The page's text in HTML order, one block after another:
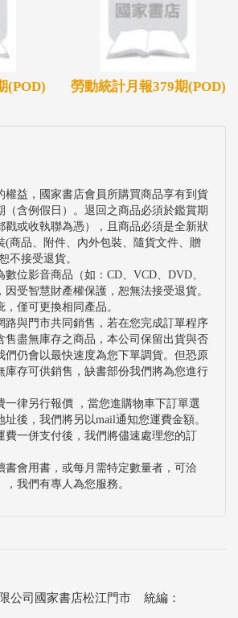
(POD) 勞動統計月報379期(POD)
權益，國家書店會員所購買商品享有到貨
（含例假日）。退回之商品必須於鑑賞期
戳或收執聯為憑），且商品必須是全新狀
(商品、附件、內外包裝、隨貨文件、贈
不接受退貨。
數位影音商品（如：CD、VCD、DVD、
因受智慧財產權保護，恕無法接受退貨。
，僅可更換相同產品。
路與門市共同銷售，若在您完成訂單程序
售盡無庫存之商品，本公司保留出貨與否
們仍會以最快速度為您下單調貨。但恐原
庫存可供銷售，缺書部份我們將為您進行
一律另行報價 ，當您進購物車下訂單選
址後，我們將另以mail通知您運費金額。
費一併支付後，我們將儘速處理您的訂
書會用書，或每月需特定數量者，可洽
，我們有專人為您服務。
公司國家書店松江門市 統編：